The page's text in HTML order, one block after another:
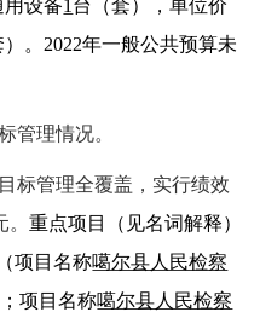
用设备1 台（套），单位价
）。2022年一般公共预算未
管理情况。
标管理全覆盖，实行绩效
。重点项目（见名词解释）
项目名称噶尔县人民检察
项目名称噶尔县人民检察